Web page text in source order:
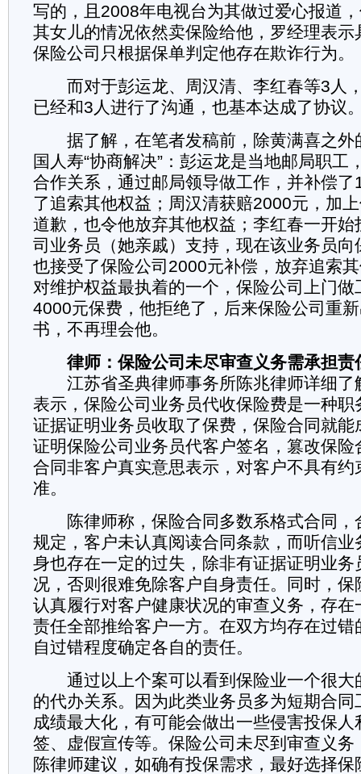
写的，且2008年电视台为其做过爱心报道
其女儿的情况依然卖保险给他，罗经理表
保险公司只根据保单判定他存在欺诈行为。
而对于彭运龙、周汉清、李红春等3人
已经和3人进行了沟通，也基本达成了协议
据了解，在笔者发稿前，除黄满喜之外
国人寿“协商解决”：彭运龙是当地邮局职工
合作关系，通过邮局领导做工作，并补偿
了追索其他权益；周汉清获赔2000元，加
道歉，也令他放弃其他权益；李红春一开
司业务员（她亲戚）支持，现在该业务员
也接受了保险公司2000元补偿，放弃追索
对维护权益最执着的一个，保险公司上门做
4000元保费，他拒绝了，后来保险公司重
书，不再理会他。
律师：保险公司未尽审查义务需承担责
江苏省圣典律师事务所陈兆律师详细了
表示，保险公司业务员代收保险费是一种
证据证明业务员收取了保费，保险合同就
证明保险公司业务员代客户签名，篡改保
合同非客户真实意思表示，对客户不具有
准。
陈律师称，保险合同多数系格式合同，
规定，客户未认真阅读合同条款，而听信
身也存在一定的过失，除非有证据证明业务
况，否则很难免除客户自身责任。同时，
认真履行对客户健康状况的审查义务，存
责任全部推给客户一方。在双方均存在过
自过错程度确定各自的责任。
通过以上个案可以看到保险业一个很大
的代办关系。因为此类业务员多为短期合
成绩最大化，有可能会做出一些侵害投保
签、虚假宣传等。保险公司未尽到审查义
陈律师建议，如确有投保需求，最好选择